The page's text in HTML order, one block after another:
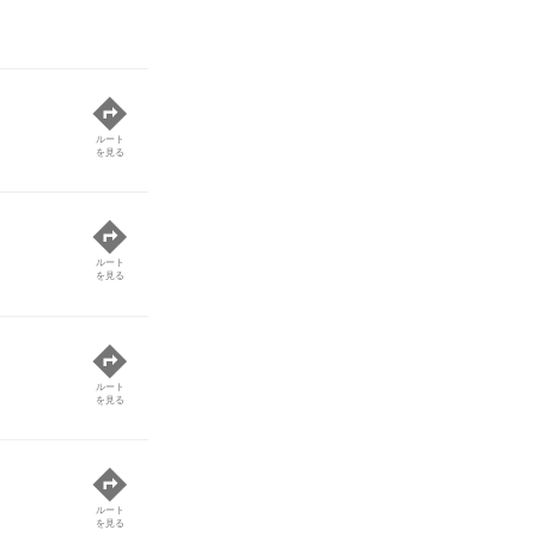
ルート
を見る
ルート
を見る
ルート
を見る
ルート
を見る